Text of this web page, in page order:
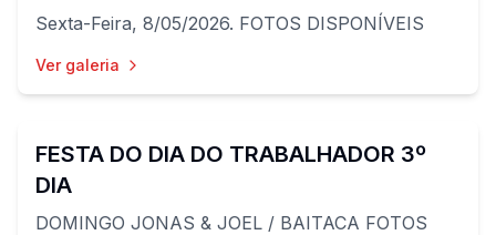
Sexta-Feira, 8/05/2026. FOTOS DISPONÍVEIS
Ver galeria
FESTA DO DIA DO TRABALHADOR 3º
DIA
DOMINGO JONAS & JOEL / BAITACA FOTOS